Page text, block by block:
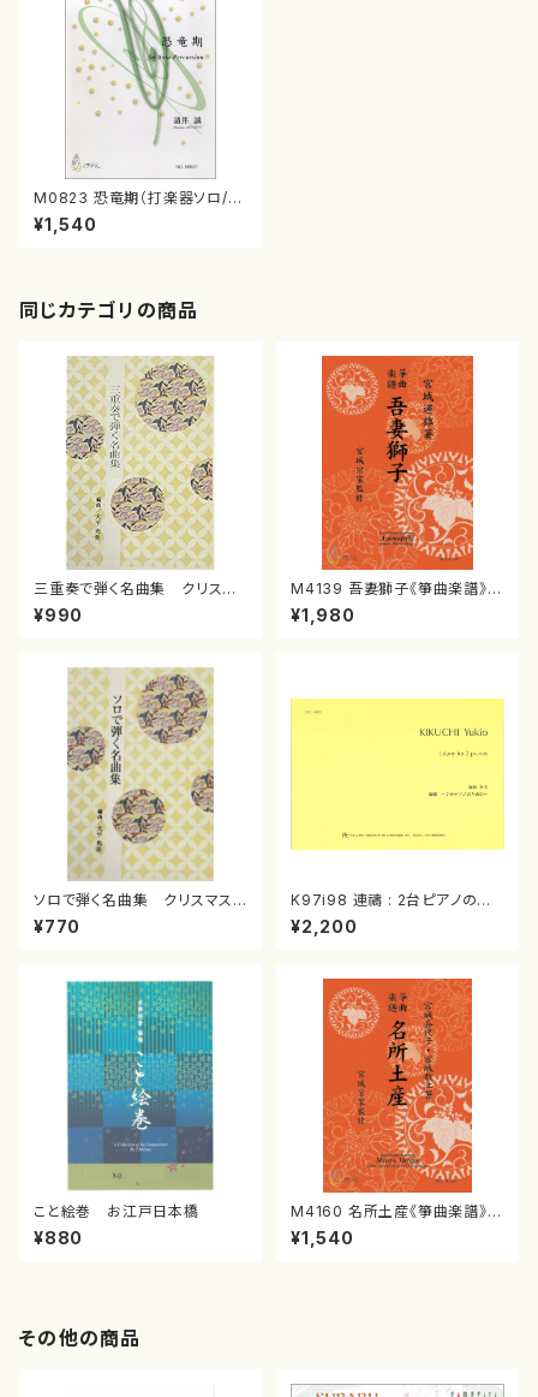
M0823 恐竜期（打楽器ソロ/諸
井誠/楽譜）
¥1,540
同じカテゴリの商品
三重奏で弾く名曲集 クリスマ
スメドレー( 箏2/大平光美 編
曲/楽譜）
¥990
M4139 吾妻獅子《箏曲楽譜》
（箏/宮城道雄著・宮城宗家監修/
箏曲古典楽譜）
¥1,980
ソロで弾く名曲集 クリスマス・
イブ／恋人がサンタクロース(
箏独奏 /大平光美 編曲/楽
¥770
K97i98 連禱 : 2台ピアノのた
めの（2 Pianos / 菊池 幸夫 /
楽譜）
¥2,200
こと絵巻 お江戸日本橋
¥880
M4160 名所土産《箏曲楽譜》
（箏/宮城喜代子・宮城数江著・
宮城宗家監修/箏曲古典楽譜）
¥1,540
その他の商品